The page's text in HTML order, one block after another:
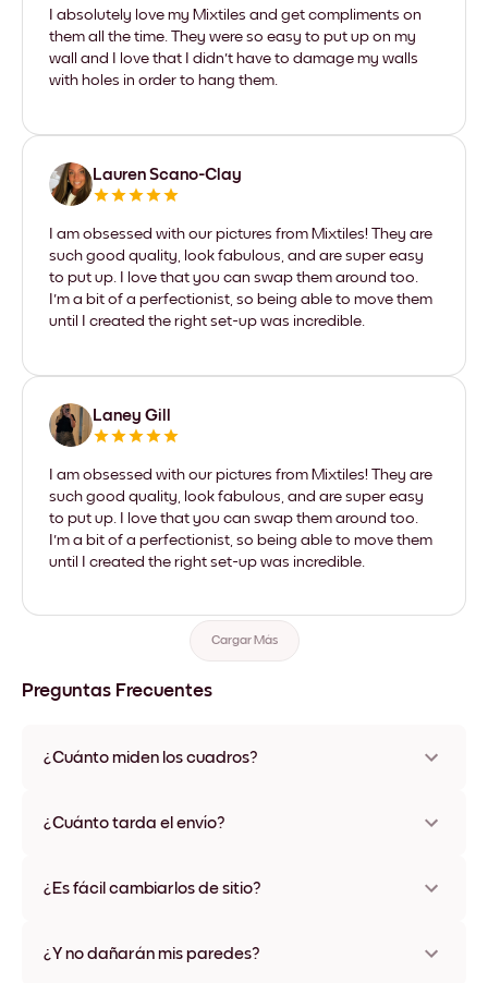
I absolutely love my Mixtiles and get compliments on
them all the time. They were so easy to put up on my
wall and I love that I didn't have to damage my walls
with holes in order to hang them.
Lauren Scano-Clay
I am obsessed with our pictures from Mixtiles! They are
such good quality, look fabulous, and are super easy
to put up. I love that you can swap them around too.
I'm a bit of a perfectionist, so being able to move them
until I created the right set-up was incredible.
Laney Gill
I am obsessed with our pictures from Mixtiles! They are
such good quality, look fabulous, and are super easy
to put up. I love that you can swap them around too.
I'm a bit of a perfectionist, so being able to move them
until I created the right set-up was incredible.
Cargar Más
Preguntas Frecuentes
¿Cuánto miden los cuadros?
varios materiales y colores de marco, incluidas opciones sin
¿Cuánto tarda el envío?
disponibles en algunos países. Te enviaremos un número de
¿Es fácil cambiarlos de sitio?
ningún daño
¿Y no dañarán mis paredes?